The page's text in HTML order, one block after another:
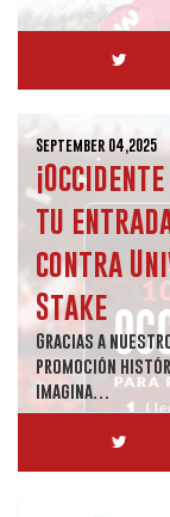
September 04,2025
tu
contra
Stake
Gracias a
promoción
imagina…